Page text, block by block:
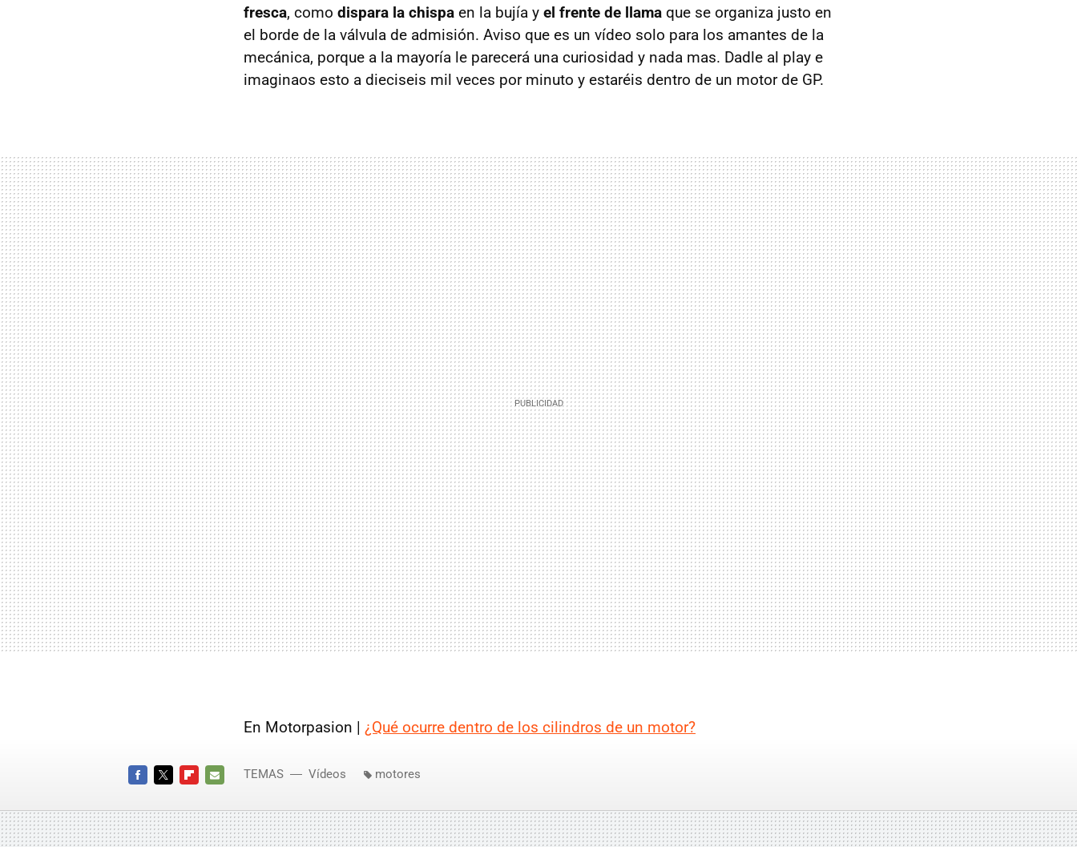
fresca, como dispara la chispa en la bujía y el frente de llama que se organiza justo en
el borde de la válvula de admisión. Aviso que es un vídeo solo para los amantes de la
mecánica, porque a la mayoría le parecerá una curiosidad y nada mas. Dadle al play e
imaginaos esto a dieciseis mil veces por minuto y estaréis dentro de un motor de GP.
En Motorpasion | ¿Qué ocurre dentro de los cilindros de un motor?
MAIL
TEMAS Vídeos motores